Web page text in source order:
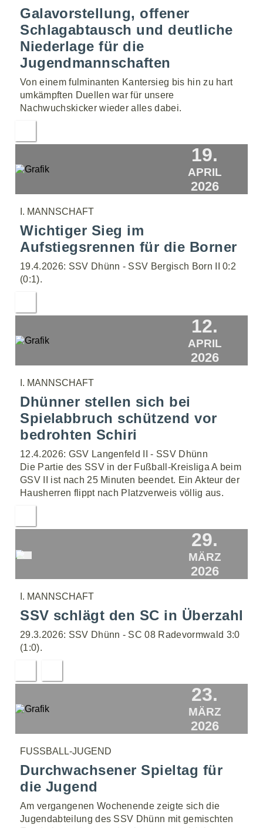
Galavorstellung, offener
Schlagabtausch und deutliche
Niederlage für die
Jugendmannschaften
Von einem fulminanten Kantersieg bis hin zu hart
umkämpften Duellen war für unsere
Nachwuchskicker wieder alles dabei.
19.
APRIL
2026
I. MANNSCHAFT
Wichtiger Sieg im
Aufstiegsrennen für die Borner
19.4.2026: SSV Dhünn - SSV Bergisch Born II 0:2
(0:1).
12.
APRIL
2026
I. MANNSCHAFT
Dhünner stellen sich bei
Spielabbruch schützend vor
bedrohten Schiri
12.4.2026: GSV Langenfeld II - SSV Dhünn
Die Partie des SSV in der Fußball-Kreisliga A beim
GSV II ist nach 25 Minuten beendet. Ein Akteur der
Hausherren flippt nach Platzverweis völlig aus.
29.
MÄRZ
2026
I. MANNSCHAFT
SSV schlägt den SC in Überzahl
29.3.2026: SSV Dhünn - SC 08 Radevormwald 3:0
(1:0).
23.
MÄRZ
2026
FUSSBALL-JUGEND
Durchwachsener Spieltag für
die Jugend
Am vergangenen Wochenende zeigte sich die
Jugendabteilung des SSV Dhünn mit gemischten